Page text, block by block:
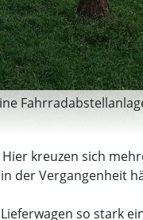
kreuzen sich
der Vergangenheit
so stark